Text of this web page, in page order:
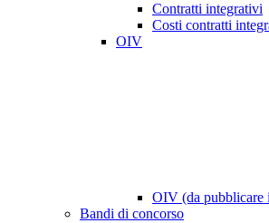
Contratti integrativi
Costi contratti
OIV
OIV (da pubblicare
Bandi di concorso